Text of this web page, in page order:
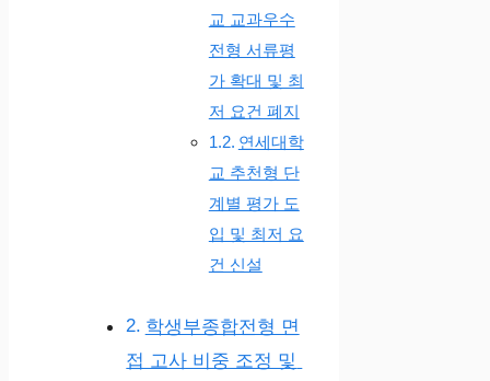
교 교과우수
전형 서류평
가 확대 및 최
저 요건 폐지
연세대학
교 추천형 단
계별 평가 도
입 및 최저 요
건 신설
학생부종합전형 면
접 고사 비중 조정 및